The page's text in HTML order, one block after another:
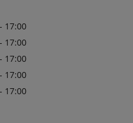
17:00
17:00
17:00
17:00
17:00